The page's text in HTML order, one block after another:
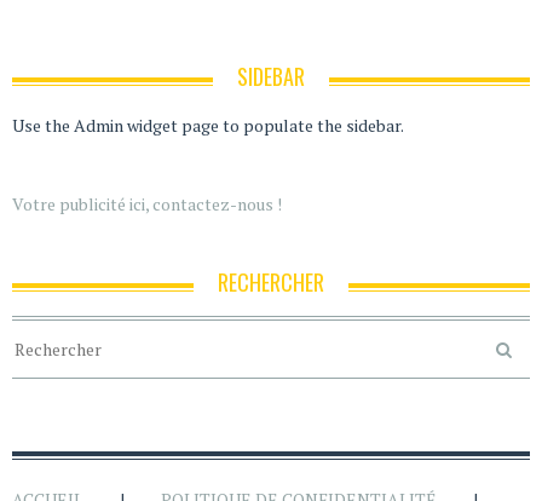
SIDEBAR
Use the Admin widget page to populate the sidebar.
Votre publicité ici, contactez-nous !
RECHERCHER